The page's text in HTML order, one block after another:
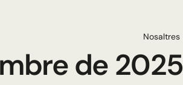
Nosaltres
de 2025